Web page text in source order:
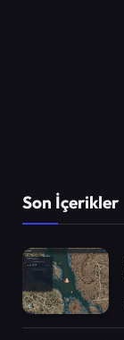
Son İçerikler